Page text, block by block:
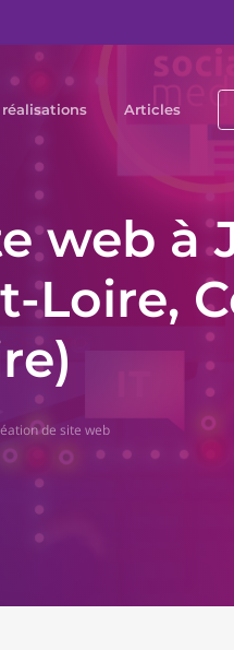
réalisations Articles
web à
Loire,
de site web